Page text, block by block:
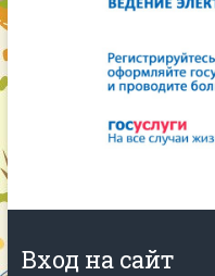
Вход на сайт